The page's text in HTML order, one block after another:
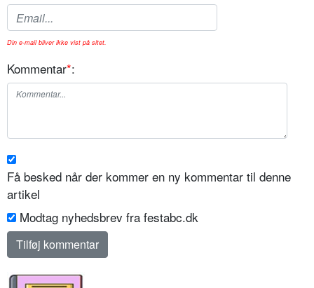
Din e-mail bliver ikke vist på sitet.
Kommentar*:
Få besked når der kommer en ny kommentar til denne
artikel
Modtag nyhedsbrev fra festabc.dk